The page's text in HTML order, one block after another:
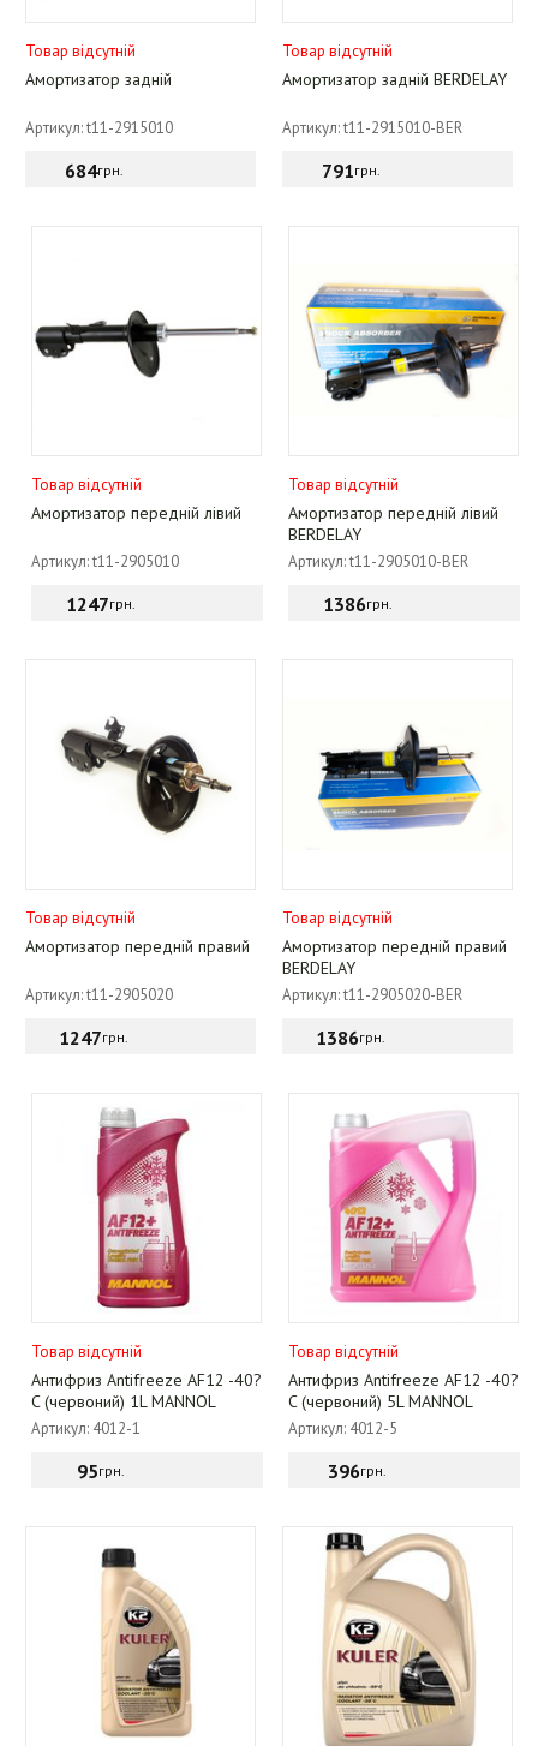
Товар відсутній
Амортизатор задній
Артикул: t11-2915010
684грн.
Товар відсутній
Амортизатор задній BERDELAY
Артикул: t11-2915010-BER
791грн.
Товар відсутній
Амортизатор передній лівий
Артикул: t11-2905010
1247грн.
Товар відсутній
Амортизатор передній лівий
BERDELAY
Артикул: t11-2905010-BER
1386грн.
Товар відсутній
Амортизатор передній правий
Артикул: t11-2905020
1247грн.
Товар відсутній
Амортизатор передній правий
BERDELAY
Артикул: t11-2905020-BER
1386грн.
Товар відсутній
Антифриз Antifreeze AF12 -40?
C (червоний) 1L MANNOL
Артикул: 4012-1
95грн.
Товар відсутній
Антифриз Antifreeze AF12 -40?
C (червоний) 5L MANNOL
Артикул: 4012-5
396грн.